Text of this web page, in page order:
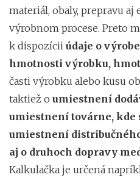
materiál, obaly, prepravu
výrobnom procese. Preto
k dispozícii údaje o
hmotnosti výrobku,
časti výrobku alebo kusu
taktiež o umiestnení
umiestnení továrne, kde
umiestnení
aj o druhoch dopravy
Kalkulačka je určená